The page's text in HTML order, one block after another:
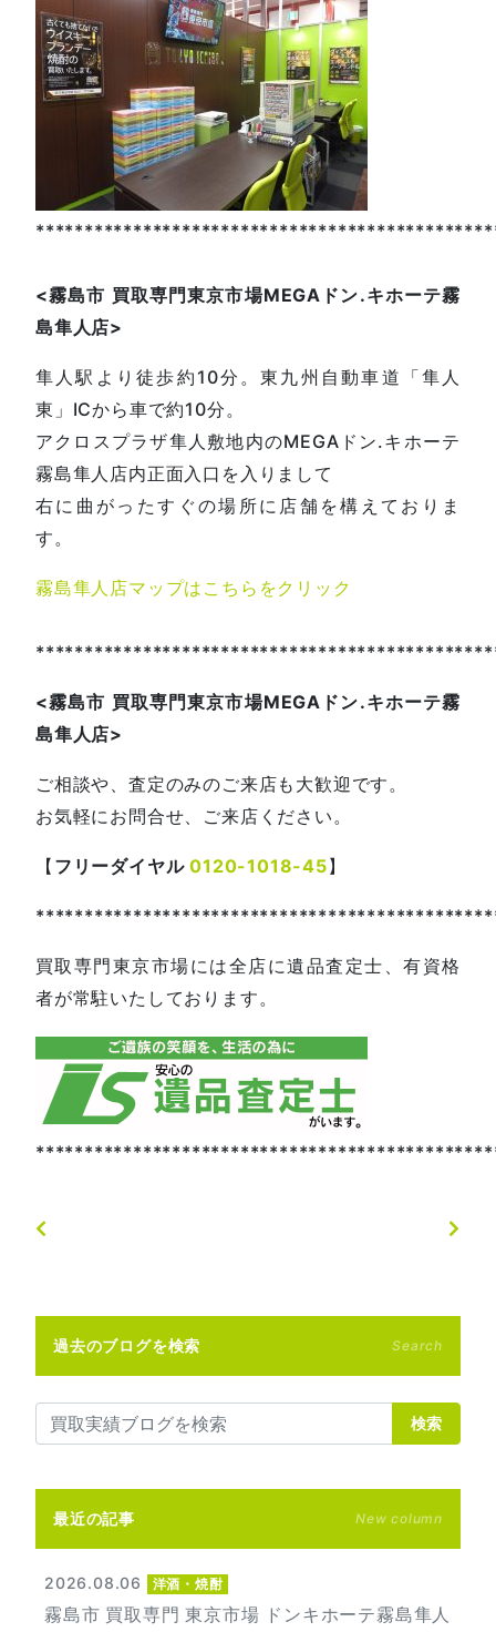
<霧島市 買取専門東京市場MEGA ドン.キホーテ霧
島隼人店>
隼人駅より徒歩約10分。東九州自動車道「隼人
東」ICから車で約10分。
アクロスプラザ隼人敷地内のMEGAドン.キホーテ
霧島隼人店内正面入口を入りまして
右に曲がったすぐの場所に店舗を構えておりま
す。
霧島隼人店マップはこちらをクリック
<霧島市 買取専門東京市場MEGA ドン.キホーテ霧
島隼人店>
ご相談や、査定のみのご来店も大歓迎です。
お気軽にお問合せ、ご来店ください。
【 フリーダイヤル0120-1018-45】
買取専門東京市場には全店に遺品査定士、有資格
者が常駐いたしております。
過去のブログを検索 Search
検索
最近の記事 New column
2026.08.06 洋酒・焼酎
霧島市 買取専門 東京市場 ドンキホーテ霧島隼人